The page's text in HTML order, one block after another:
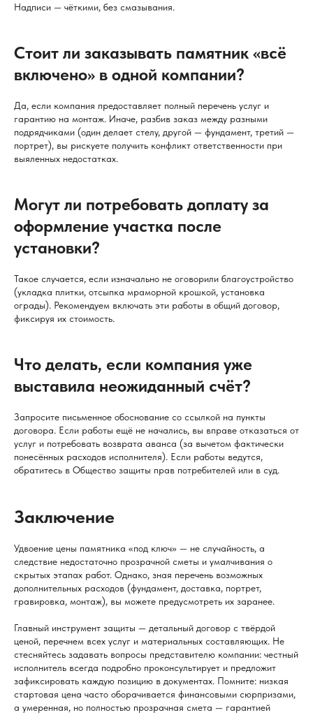
Надписи — чёткими, без смазывания.
Стоит ли заказывать памятник «всё
включено» в одной компании?
Да, если компания предоставляет полный перечень услуг и
гарантию на монтаж. Иначе, разбив заказ между разными
подрядчиками (один делает стелу, другой — фундамент, третий —
портрет), вы рискуете получить конфликт ответственности при
выяленных недостатках.
Могут ли потребовать доплату за
оформление участка после
установки?
Такое случается, если изначально не оговорили благоустройство
(укладка плитки, отсыпка мраморной крошкой, установка
ограды). Рекомендуем включать эти работы в общий договор,
фиксируя их стоимость.
Что делать, если компания уже
выставила неожиданный счёт?
Запросите письменное обоснование со ссылкой на пункты
договора. Если работы ещё не начались, вы вправе отказаться от
услуг и потребовать возврата аванса (за вычетом фактически
понесённых расходов исполнителя). Если работы ведутся,
обратитесь в Общество защиты прав потребителей или в суд.
Заключение
Удвоение цены памятника «под ключ» — не случайность, а
следствие недостаточно прозрачной сметы и умалчивания о
скрытых этапах работ. Однако, зная перечень возможных
дополнительных расходов (фундамент, доставка, портрет,
гравировка, монтаж), вы можете предусмотреть их заранее.
Главный инструмент защиты — детальный договор с твёрдой
ценой, перечнем всех услуг и материальных составляющих. Не
стесняйтесь задавать вопросы представителю компании: честный
исполнитель всегда подробно проконсультирует и предложит
зафиксировать каждую позицию в документах. Помните: низкая
стартовая цена часто оборачивается финансовыми сюрпризами,
а умеренная, но полностью прозрачная смета — гарантией